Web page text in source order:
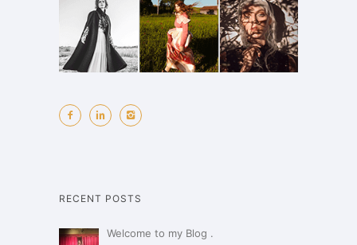
RECENT POSTS
Welcome to my Blog .